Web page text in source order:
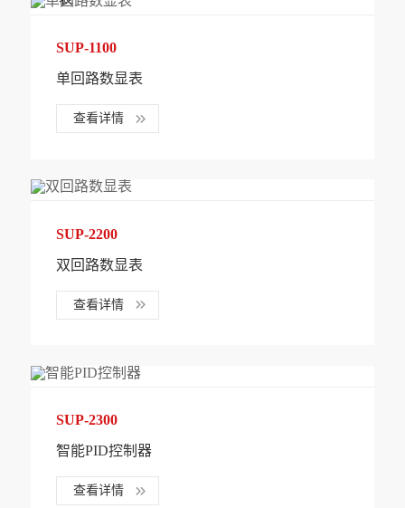
SUP-1100
单回路数显表
查看详情
SUP-2200
双回路数显表
查看详情
SUP-2300
智能PID控制器
查看详情